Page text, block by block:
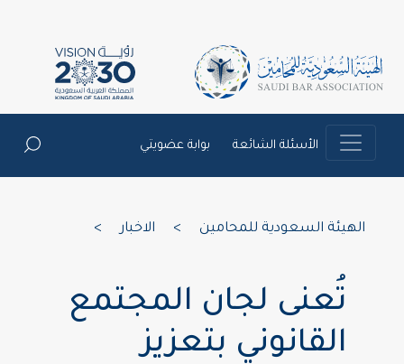
الأسئلة الشائعة بوابة عضويتي
الهيئة السعودية للمحامين الاخبار
تُعنى لجان المجتمع
القانوني بتعزيز